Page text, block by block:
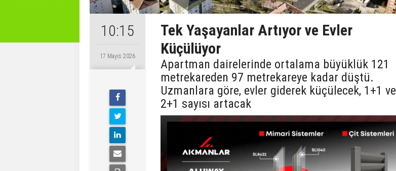
10:15
17 Mayıs 2026
Tek Yaşayanlar Artıyor ve Evler
Küçülüyor
Apartman dairelerinde ortalama büyüklük 121
metrekareden 97 metrekareye kadar düştü.
Uzmanlara göre, evler giderek küçülecek, 1+1 ve
2+1 sayısı artacak